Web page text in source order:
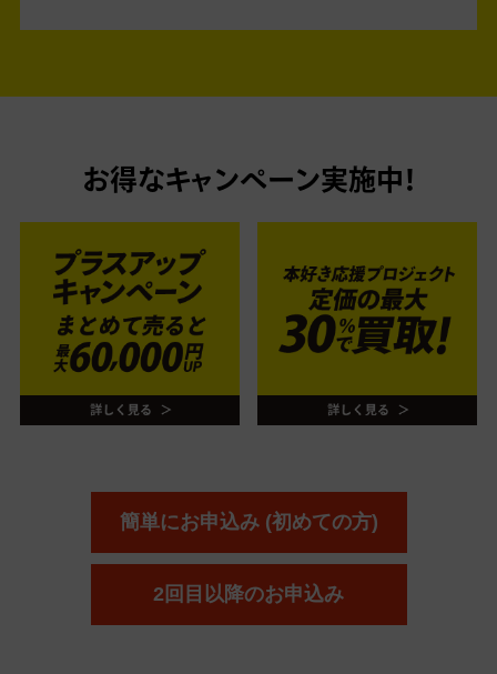
お得なキャンペーン実施中！
簡単にお申込み (初めての方)
2回目以降のお申込み